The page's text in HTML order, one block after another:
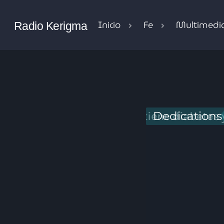
Radio Kerigma Inicio Fe
Dedications
Mario, quien tiene diabetes y ahora